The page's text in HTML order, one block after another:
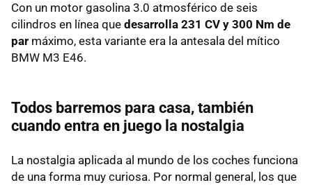
Con un motor gasolina 3.0 atmosférico de seis
cilindros en línea que desarrolla 231 CV y 300 Nm de
par máximo, esta variante era la antesala del mítico
BMW M3 E46.
Todos barremos para casa, también
cuando entra en juego la nostalgia
La nostalgia aplicada al mundo de los coches funciona
de una forma muy curiosa. Por normal general, los que